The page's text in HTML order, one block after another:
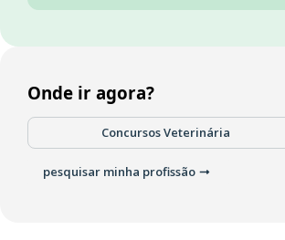
Onde ir agora?
Concursos Veterinária
pesquisar minha profissão